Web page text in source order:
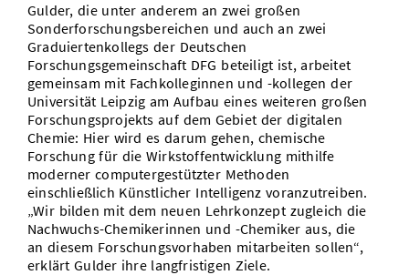
Gulder, die unter anderem an zwei großen
Sonderforschungsbereichen und auch an zwei
Graduiertenkollegs der Deutschen
Forschungsgemeinschaft DFG beteiligt ist, arbeitet
gemeinsam mit Fachkolleginnen und -kollegen der
Universität Leipzig am Aufbau eines weiteren großen
Forschungsprojekts auf dem Gebiet der digitalen
Chemie: Hier wird es darum gehen, chemische
Forschung für die Wirkstoffentwicklung mithilfe
moderner computergestützter Methoden
einschließlich Künstlicher Intelligenz voranzutreiben.
„Wir bilden mit dem neuen Lehrkonzept zugleich die
Nachwuchs-Chemikerinnen und -Chemiker aus, die
an diesem Forschungsvorhaben mitarbeiten sollen“,
erklärt Gulder ihre langfristigen Ziele.